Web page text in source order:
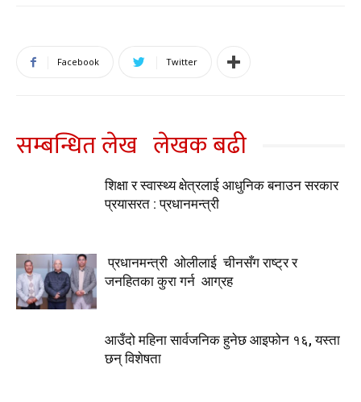
Facebook Twitter
सम्बन्धित लेख लेखक बढी
शिक्षा र स्वास्थ्य क्षेत्रलाई आधुनिक बनाउन सरकार
प्रयासरत : प्रधानमन्त्री
प्रधानमन्त्री ओलीलाई चीनसँग राष्ट्र र
जनहितका कुरा गर्न आग्रह
आउँदो महिना सार्वजनिक हुनेछ आइफोन १६, यस्ता
छन् विशेषता